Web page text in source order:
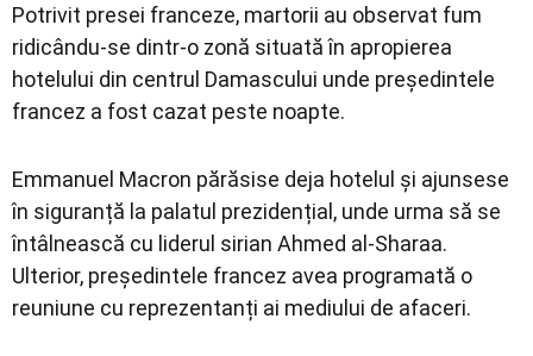
Potrivit presei franceze, martorii au observat fum
ridicându-se dintr-o zonă situată în apropierea
hotelului din centrul Damascului unde președintele
francez a fost cazat peste noapte.
Emmanuel Macron părăsise deja hotelul și ajunsese
în siguranță la palatul prezidențial, unde urma să se
întâlnească cu liderul sirian Ahmed al-Sharaa.
Ulterior, președintele francez avea programată o
reuniune cu reprezentanți ai mediului de afaceri.